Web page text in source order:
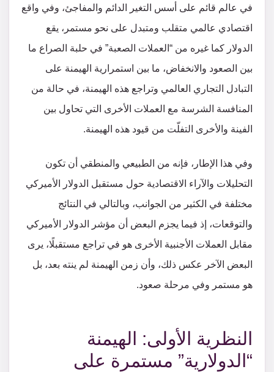
في عالم قائم على أسس التغير الدائم والمفاجئ، وفي واقع
اقتصادي عالمي متقلب ومتبدل على نحو مستمر، يقع
الدولار كما غيره من “العملات الصعبة” في حلبة الصراع ما
بين الصعود والانخفاض، ما بين استمرارية الهيمنة على
التبادل التجاري العالمي وتراجع هذه الهيمنة، في حالة من
المنافسة الشرسة مع العملات الأخرى التي تحاول بين
الفينة والأخرى التفلّت من قيود هذه الهيمنة.
وفي هذا الإطار، فإنه من الطبيعي والمنطقي أن تكون
التحليلات والآراء الاقتصادية حول مستقبل الدولار الأميركي
مختلفة في الكثير من الجوانب، وبالتالي في النتائج
والتوقعات، إذ فيما يجزم البعض أن مؤشر الدولار الأميركي
مقابل العملات الأجنبية الأخرى هو في تراجع مستقبلًا، يرى
البعض الآخر عكس ذلك، وأن زمن الهيمنة لم ينته بعد، بل
هو مستمر وفي مرحلة صعود.
النظرية الأولى: الهيمنة
“الدولارية” مستمرة على